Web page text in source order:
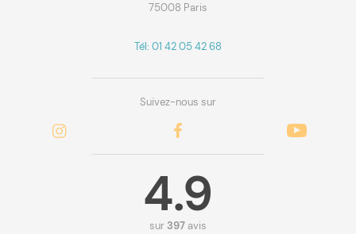
75008 Paris
Tél: 01 42 05 42 68
Suivez-nous sur
4.9
sur397 avis